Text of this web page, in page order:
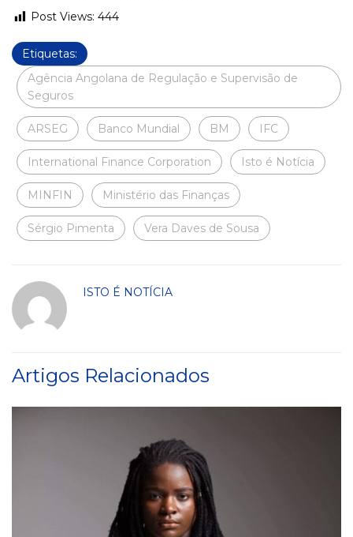
Post Views: 444
Etiquetas:
Agência Angolana de Regulação e Supervisão de
Seguros
ARSEG Banco Mundial BM IFC
International Finance Corporation Isto é Notícia
MINFIN Ministério das Finanças
Sérgio Pimenta Vera Daves de Sousa
ISTO É NOTÍCIA
Artigos Relacionados